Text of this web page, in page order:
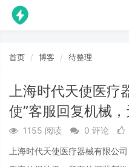
首页 博客 待整理
上海时代天使医疗
使”客服回复机械
1155 阅读 0 评论
上海时代天使医疗器械有限公